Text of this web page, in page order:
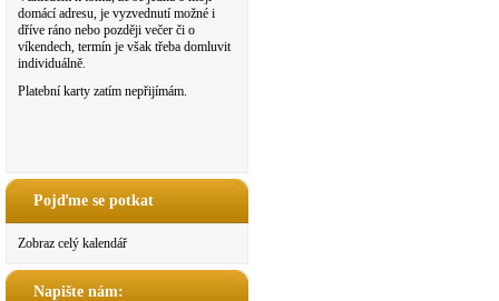
domácí adresu, je vyzvednutí možné i
dříve ráno nebo později večer či o
víkendech, termín je však třeba domluvit
individuálně.
Platební karty zatím nepřijímám.
Pojďme se potkat
Zobraz celý kalendář
Napište nám: